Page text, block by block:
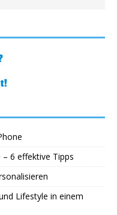
6 effektive Tipps
Lifestyle in einem